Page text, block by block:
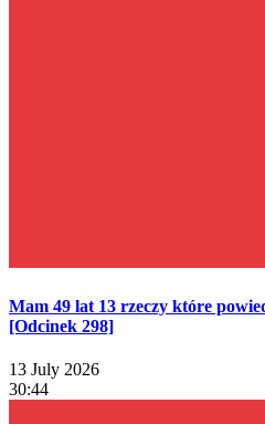
Mam 49 lat 13 rzeczy które
[Odcinek 298]
13 July 2026
30:44